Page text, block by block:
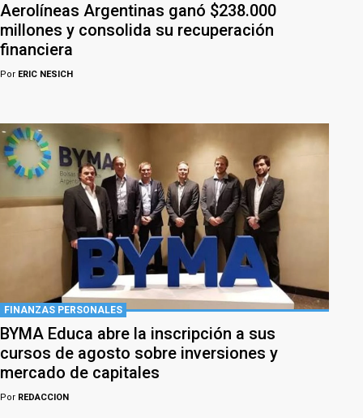
Aerolíneas Argentinas ganó $238.000
millones y consolida su recuperación
financiera
Por ERIC NESICH
FINANZAS PERSONALES
BYMA Educa abre la inscripción a sus
cursos de agosto sobre inversiones y
mercado de capitales
Por REDACCION